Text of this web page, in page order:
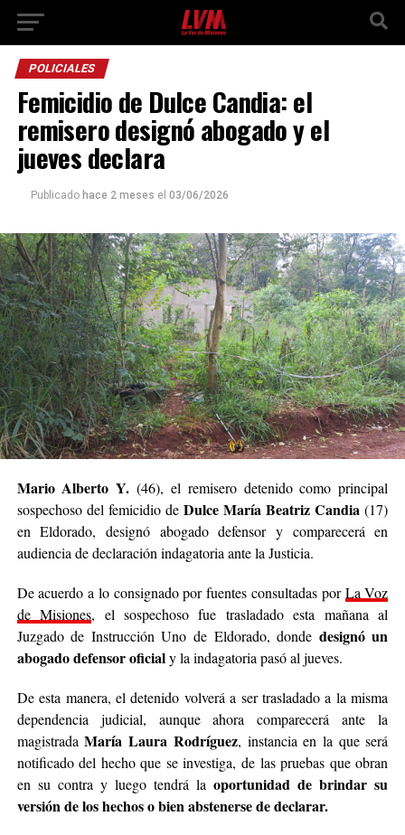
POLICIALES
Femicidio de Dulce Candia: el
remisero designó abogado y el
jueves declara
Publicado hace 2 meses el 03/06/2026
Mario Alberto Y. (46), el remisero detenido como principal
sospechoso del femicidio de Dulce María Beatriz Candia (17)
en Eldorado, designó abogado defensor y comparecerá en
audiencia de declaración indagatoria ante la Justicia.
De acuerdo a lo consignado por fuentes consultadas porLa Voz
de Misiones, el sospechoso fue trasladado esta mañana al
Juzgado de Instrucción Uno de Eldorado, donde designó un
abogado defensor oficialy la indagatoria pasó al jueves.
De esta manera, el detenido volverá a ser trasladado a la misma
dependencia judicial, aunque ahora comparecerá ante la
magistradaMaría Laura Rodríguez, instancia en la que será
notificado del hecho que se investiga, de las pruebas que obran
en su contra y luego tendrá laoportunidad de brindar su
versión de los hechos o bien abstenerse de declarar.